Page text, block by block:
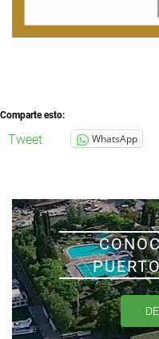
Comparte esto:
Tweet WhatsApp